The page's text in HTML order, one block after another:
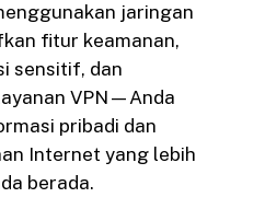
jaringan
fitur keamanan,
sensitif, dan
VPN—Anda
pribadi dan
Internet yang lebih
berada.